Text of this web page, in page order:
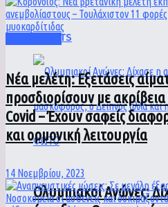
SPORTS
Ολυμπιακοί Αγώνες:
Νέα μελέτη: Εξετάσεις
προσδιορίσουν με
Covid – Έχουν σαφείς
και ορμονική λειτουργία
14 Νοεμβρίου, 2023